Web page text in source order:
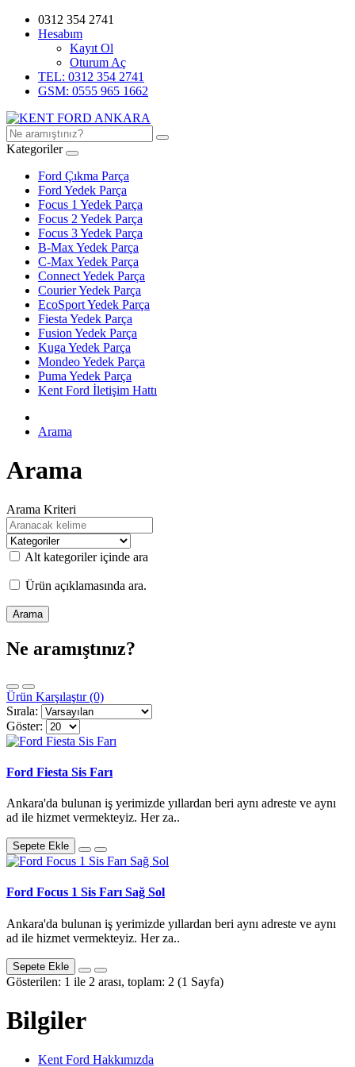
0312 354 2741
Hesabım
Kayıt Ol
Oturum Aç
TEL: 0312 354 2741
GSM: 0555 965 1662
Kategoriler
Ford Çıkma Parça
Ford Yedek Parça
Focus 1 Yedek Parça
Focus 2 Yedek Parça
Focus 3 Yedek Parça
B-Max Yedek Parça
C-Max Yedek Parça
Connect Yedek Parça
Courier Yedek Parça
EcoSport Yedek Parça
Fiesta Yedek Parça
Fusion Yedek Parça
Kuga Yedek Parça
Mondeo Yedek Parça
Puma Yedek Parça
Kent Ford İletişim Hattı
Arama
Arama
Arama Kriteri
Alt kategoriler içinde ara
Ürün açıklamasında ara.
Ne aramıştınız?
Ürün Karşılaştır (0)
Sırala:
Göster:
Ford Fiesta Sis Farı
Ankara'da bulunan iş yerimizde yıllardan beri aynı adreste ve aynı
ad ile hizmet vermekteyiz. Her za..
Sepete Ekle
Ford Focus 1 Sis Farı Sağ Sol
Ankara'da bulunan iş yerimizde yıllardan beri aynı adreste ve aynı
ad ile hizmet vermekteyiz. Her za..
Sepete Ekle
Gösterilen: 1 ile 2 arası, toplam: 2 (1 Sayfa)
Bilgiler
Kent Ford Hakkımızda